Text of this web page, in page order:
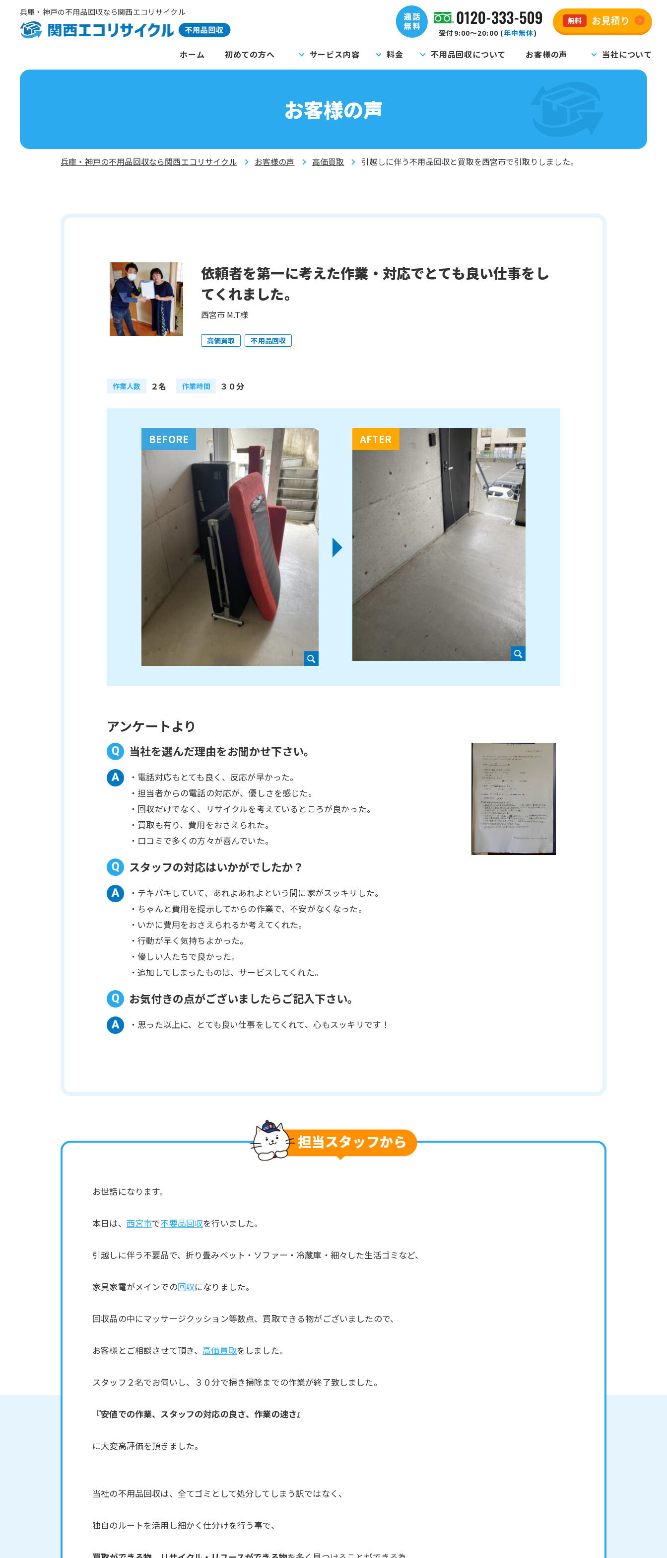
兵庫・神戸の不用品回収なら関西エコリサイクル
受付9:00～20:00 (年中無休)
無料 お見積り
ホーム 初めての方へ サービス内容 料金 不用品回収について お客様の声 当社について
お客様の声
兵庫・神戸の不用品回収なら関西エコリサイクル お客様の声 高価買取 引越しに伴う不用品回収と買取を西宮市で引取りしました。
依頼者を第一に考えた作業・対応でとても良い仕事をし
てくれました。
西宮市 M.T様
高価買取 不用品回収
作業人数 ２名 作業時間 ３０分
アンケートより
当社を選んだ理由をお聞かせ下さい。
・電話対応もとても良く、反応が早かった。
・担当者からの電話の対応が、優しさを感じた。
・回収だけでなく、リサイクルを考えているところが良かった。
・買取も有り、費用をおさえられた。
・口コミで多くの方々が喜んでいた。
スタッフの対応はいかがでしたか？
・テキパキしていて、あれよあれよという間に家がスッキリした。
・ちゃんと費用を提示してからの作業で、不安がなくなった。
・いかに費用をおさえられるか考えてくれた。
・行動が早く気持ちよかった。
・優しい人たちで良かった。
・追加してしまったものは、サービスしてくれた。
お気付きの点がございましたらご記入下さい。
・思った以上に、とても良い仕事をしてくれて、心もスッキリです！
お世話になります。
本日は、 西宮市で不要品回収を行いました。
引越しに伴う不要品で、折り畳みベット・ソファー・冷蔵庫・細々した生活ゴミなど、
家具家電がメインでの回収になりました。
回収品の中にマッサージクッション等数点、買取できる物がございましたので、
お客様とご相談させて頂き、 高価買取をしました。
スタッフ２名でお伺いし、３０分で掃き掃除までの作業が終了致しました。
『安値での作業、スタッフの対応の良さ、作業の速さ』
に大変高評価を頂きました。
当社の不用品回収は、全てゴミとして処分してしまう訳ではなく、
独自のルートを活用し細かく仕分けを行う事で、